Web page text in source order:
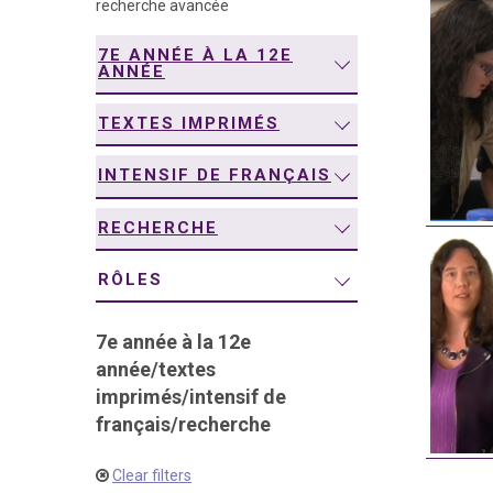
recherche avancée
7E ANNÉE À LA 12E
ANNÉE
TEXTES IMPRIMÉS
INTENSIF DE FRANÇAIS
RECHERCHE
RÔLES
7e année à la 12e
année/textes
imprimés/intensif de
français/recherche
Clear filters